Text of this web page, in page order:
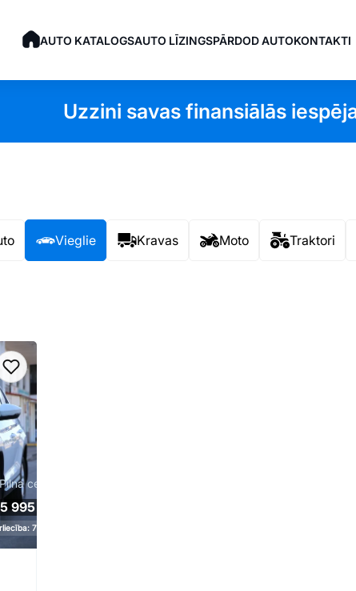
AUTO KATALOGSAUTO LĪZINGSPĀRDOD AUTOKONTAKTI
Uzzini savas finansiālās
Vieglie Kravas Moto Traktori
Pievienot favorītiem
Pilna cena
995 €
71%